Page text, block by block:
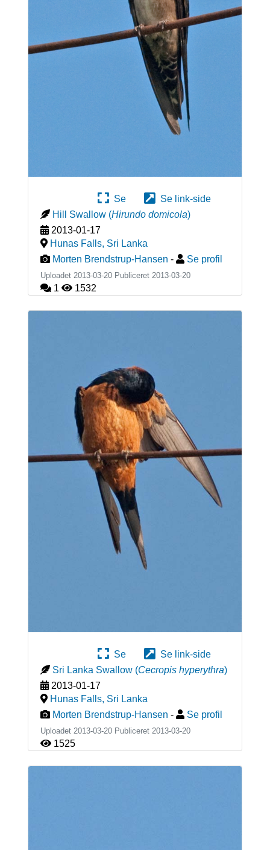
Se
Se link-side
Hill Swallow (Hirundo domicola)
2013-01-17
Hunas Falls, Sri Lanka
Morten Brendstrup-Hansen - Se profil
Uploadet 2013-03-20 Publiceret 2013-03-20
1 1532
Se
Se link-side
Sri Lanka Swallow (Cecropis hyperythra)
2013-01-17
Hunas Falls, Sri Lanka
Morten Brendstrup-Hansen - Se profil
Uploadet 2013-03-20 Publiceret 2013-03-20
1525